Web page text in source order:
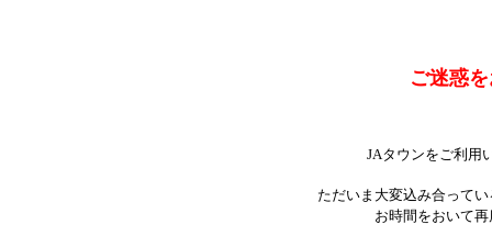
ご迷惑
JAタウンをご利用
ただいま大変込み合って
お時間をおいて